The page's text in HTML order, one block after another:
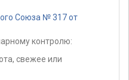
Союза № 317 от
контролю:
свежее или